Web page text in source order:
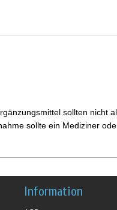
sollten nicht
sollte ein Mediziner
Information